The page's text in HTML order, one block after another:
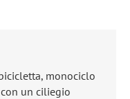
monociclo
un ciliegio